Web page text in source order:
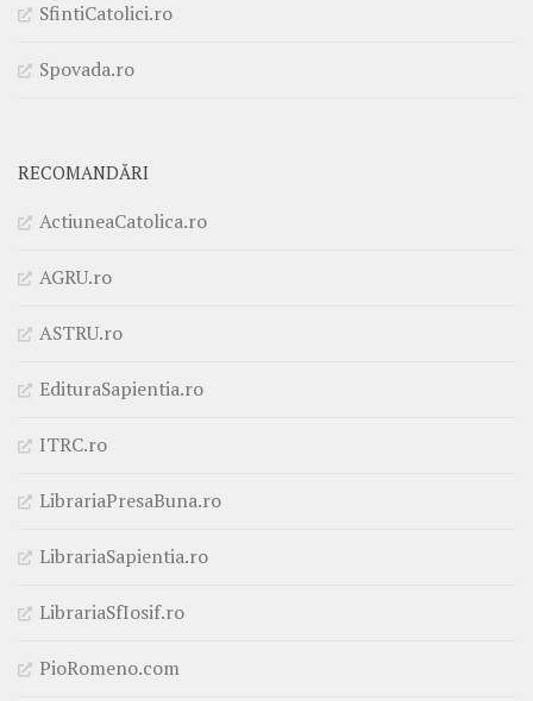
SfintiCatolici.ro
Spovada.ro
RECOMANDĂRI
ActiuneaCatolica.ro
AGRU.ro
ASTRU.ro
EdituraSapientia.ro
ITRC.ro
LibrariaPresaBuna.ro
LibrariaSapientia.ro
LibrariaSfIosif.ro
PioRomeno.com